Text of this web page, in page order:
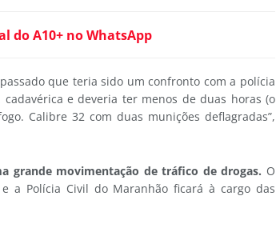
do A10+ no WhatsApp
que teria sido um confronto com a polícia
e deveria ter menos de duas horas (o
Calibre 32 com duas munições deflagradas”,
grande movimentação de tráfico de drogas. O
a Polícia Civil do Maranhão ficará à cargo das